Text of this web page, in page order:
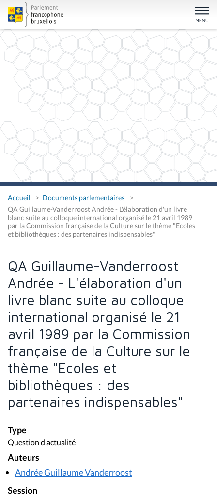
Accueil
Documents parlementaires
QA Guillaume-Vanderroost Andrée - L'élaboration d'un livre
blanc suite au colloque international organisé le 21 avril 1989
par la Commission française de la Culture sur le thème "Ecoles
et bibliothèques : des partenaires indispensables"
QA Guillaume-Vanderroost
Andrée - L'élaboration d'un
livre blanc suite au colloque
international organisé le 21
avril 1989 par la Commission
française de la Culture sur le
thème "Ecoles et
bibliothèques : des
partenaires indispensables"
Type
Question d'actualité
Auteurs
Andrée Guillaume Vanderroost
Session